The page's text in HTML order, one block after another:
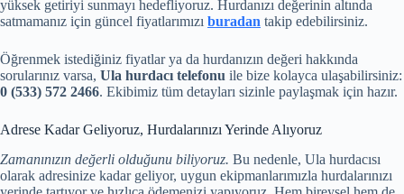
yüksek getiriyi sunmayı hedefliyoruz. Hurdanızı değerinin altında
satmamanız için güncel fiyatlarımızı buradan takip edebilirsiniz.
Öğrenmek istediğiniz fiyatlar ya da hurdanızın değeri hakkında
sorularınız varsa, Ula hurdacı telefonu ile bize kolayca ulaşabilirsiniz:
0 (533) 572 2466. Ekibimiz tüm detayları sizinle paylaşmak için hazır.
Adrese Kadar Geliyoruz, Hurdalarınızı Yerinde Alıyoruz
Zamanınızın değerli olduğunu biliyoruz. Bu nedenle, Ula hurdacısı
olarak adresinize kadar geliyor, uygun ekipmanlarımızla hurdalarınızı